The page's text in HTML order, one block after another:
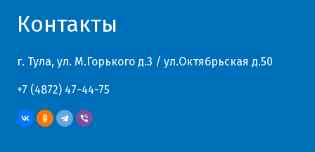
Контакты
г. Тула, ул. М.Горького д.3 / ул.Октябрьская д.50
+7 (4872) 47-44-75